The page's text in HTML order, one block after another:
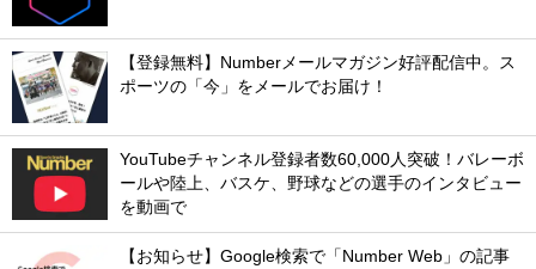
【登録無料】Numberメールマガジン好評配信中。ス
ポーツの「今」をメールでお届け！
YouTubeチャンネル登録者数60,000人突破！バレーボ
ールや陸上、バスケ、野球などの選手のインタビュー
を動画で
【お知らせ】Google検索で「Number Web」の記事